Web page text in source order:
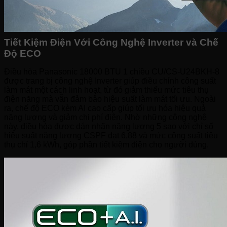
Tiết Kiệm Điện Với Công Nghệ Inverter và Chế
Độ ECO